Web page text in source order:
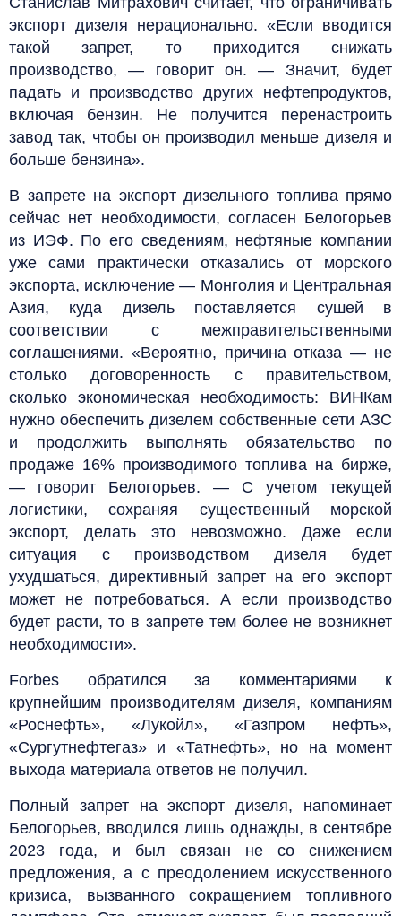
экспорт дизеля нерационально. «Если вводится
такой запрет, то приходится снижать
производство, — говорит он. — Значит, будет
падать и производство других нефтепродуктов,
включая бензин. Не получится перенастроить
завод так, чтобы он производил меньше дизеля и
больше бензина».
В запрете на экспорт дизельного топлива прямо
сейчас нет необходимости, согласен Белогорьев
из ИЭФ. По его сведениям, нефтяные компании
уже сами практически отказались от морского
экспорта, исключение — Монголия и Центральная
Азия, куда дизель поставляется сушей в
соответствии с межправительственными
соглашениями. «Вероятно, причина отказа — не
столько договоренность с правительством,
сколько экономическая необходимость: ВИНКам
нужно обеспечить дизелем собственные сети АЗС
и продолжить выполнять обязательство по
продаже 16% производимого топлива на бирже,
— говорит Белогорьев. — С учетом текущей
логистики, сохраняя существенный морской
экспорт, делать это невозможно. Даже если
ситуация с производством дизеля будет
ухудшаться, директивный запрет на его экспорт
может не потребоваться. А если производство
будет расти, то в запрете тем более не возникнет
необходимости».
Forbes обратился за комментариями к
крупнейшим производителям дизеля, компаниям
«Роснефть», «Лукойл», «Газпром нефть»,
«Сургутнефтегаз» и «Татнефть», но на момент
выхода материала ответов не получил.
Полный запрет на экспорт дизеля, напоминает
Белогорьев, вводился лишь однажды, в сентябре
2023 года, и был связан не со снижением
предложения, а с преодолением искусственного
кризиса, вызванного сокращением топливного